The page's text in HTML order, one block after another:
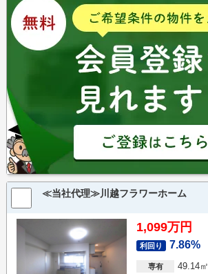
≪当社代理≫川越フラワーホーム
1,099万円
利回り 7.86%
専有 49.14㎡